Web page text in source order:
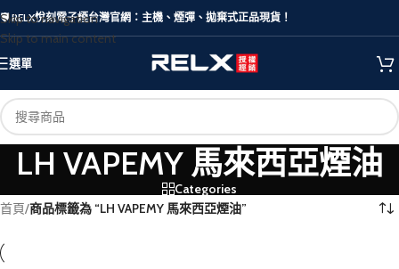
Skip to navigation
Skip to main content
🛡️ RELX悅刻電子煙台灣官網：主機、煙彈、拋棄式正品現貨！
選單
LH VAPEMY 馬來西亞煙油
Categories
首頁/商品標籤為 “LH VAPEMY 馬來西亞煙油”